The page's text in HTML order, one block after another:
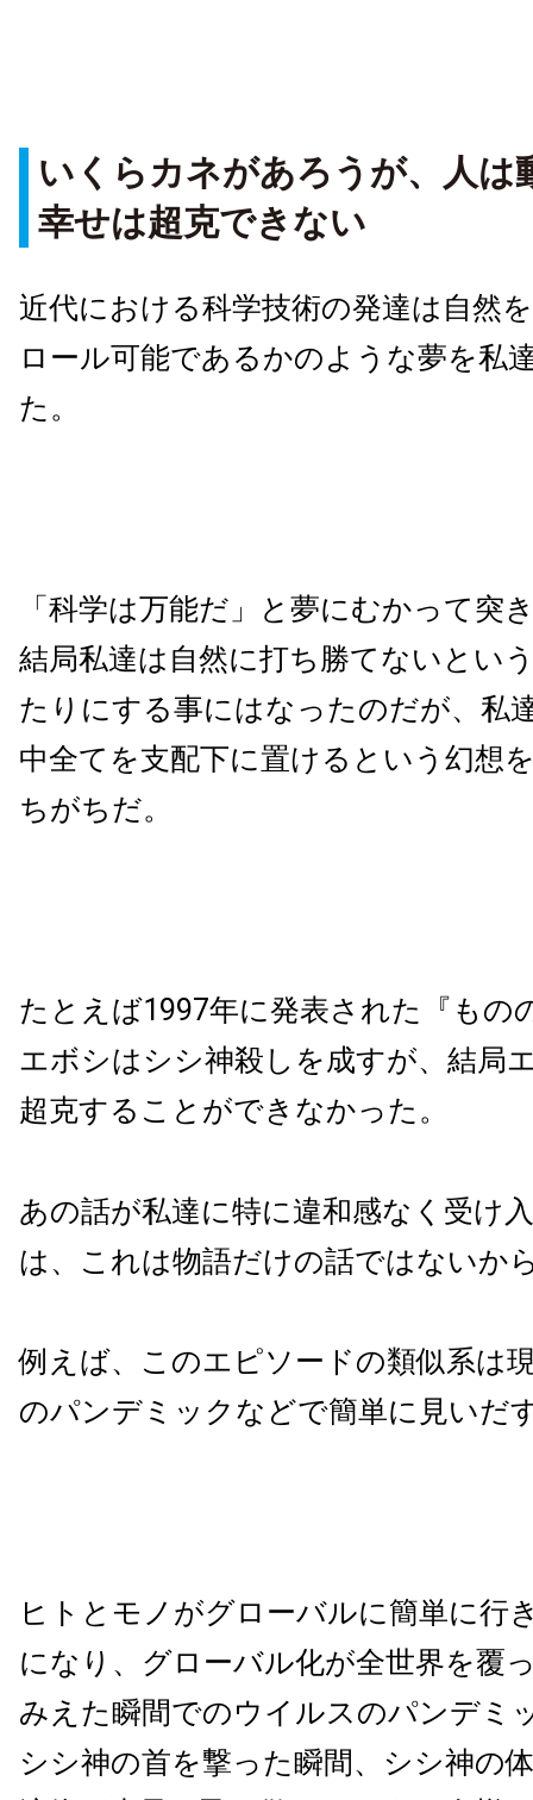
いくらカネがあろうが、人は
幸せは超克できない
近代における科学技術の発達は自然
ロール可能であるかのような夢を私
た。
「科学は万能だ」と夢にむかって突
結局私達は自然に打ち勝てないとい
たりにする事にはなったのだが、私
中全てを支配下に置けるという幻想
ちがちだ。
たとえば1997年に発表された『もの
エボシはシシ神殺しを成すが、結局
超克することができなかった。
あの話が私達に特に違和感なく受け
は、これは物語だけの話ではないか
例えば、このエピソードの類似系は
のパンデミックなどで簡単に見いだ
ヒトとモノがグローバルに簡単に行
になり、グローバル化が全世界を覆
みえた瞬間でのウイルスのパンデミ
シシ神の首を撃った瞬間、シシ神の